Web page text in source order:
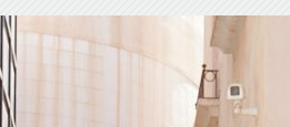
Diputación